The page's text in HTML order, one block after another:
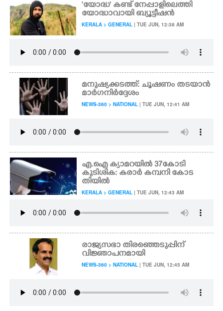
'യോദ്ധ' കണ്ട് നേപ്പാളിലെത്തി
യോദ്ധാവായി ബ്യൂട്ടീഷൻ
KERALA > GENERAL | TUE JUN, 12:38 AM
മനുഷ്യക്കടത്ത്: ചൂഷണം തടയാൻ
മാർഗനിർദ്ദേശം
NEWS-360 > NATIONAL | TUE JUN, 12:41 AM
എ.ഐ ക്യാമറയിൽ 37കോടി
കുടിശിക: കരാർ കമ്പനി കോട
തിയിൽ
KERALA > GENERAL | TUE JUN, 12:43 AM
രാജ്യസഭാ തിരഞ്ഞെടുപ്പിന്
വിജ്ഞാപനമായി
NEWS-360 > NATIONAL | TUE JUN, 12:45 AM